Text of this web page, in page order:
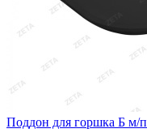
Поддон для горшка Б м/п